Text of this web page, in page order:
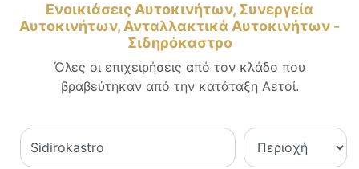
Ενοικιάσεις Αυτοκινήτων, Συνεργεία
Αυτοκινήτων, Ανταλλακτικά Αυτοκινήτων -
Σιδηρόκαστρο
Όλες οι επιχειρήσεις από τον κλάδο που
βραβεύτηκαν από την κατάταξη Αετοί.